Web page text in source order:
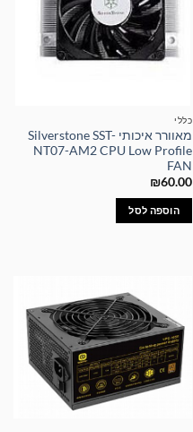
כללי
מאוורר איכותי Silverstone SST-
NT07-AM2 CPU Low Profile
FAN
₪60.00
הוספה לסל